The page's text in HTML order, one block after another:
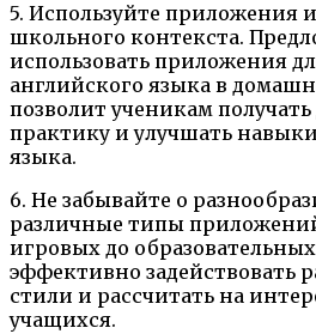
5. Используйте приложения
школьного контекста.
использовать приложения
английского языка в
позволит ученикам
практику и улучшать
языка.
6. Не забывайте о
различные типы
игровых до
эффективно задействовать
стили и рассчитать на
учащихся.